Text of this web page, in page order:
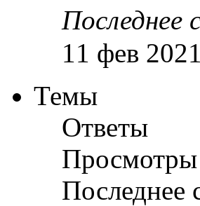
Последнее
11 фев
Темы
Ответы
Просмотры
Последнее